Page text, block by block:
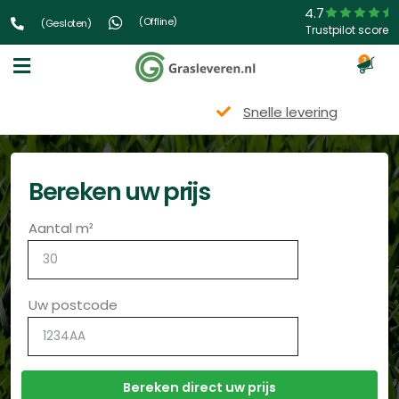
(Gesloten) (Offline) 4.7
Trustpilot score
3
Snelle levering
Bereken uw prijs
Aantal m²
Uw postcode